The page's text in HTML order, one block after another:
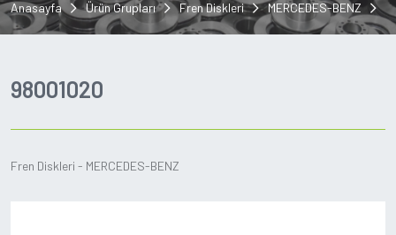
Anasayfa Ürün Grupları Fren Diskleri MERCEDES-BENZ
98001020
Fren Diskleri - MERCEDES-BENZ